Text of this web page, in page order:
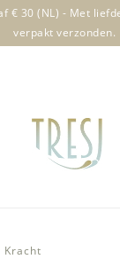
€ 30 (NL) - Met
verpakt verzonden.
Kracht